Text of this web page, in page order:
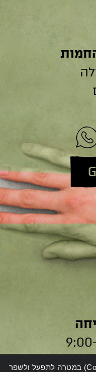
האתר עושה שימוש ב "עוגיות" (Cookies) במטרה לתפעל ולשפר